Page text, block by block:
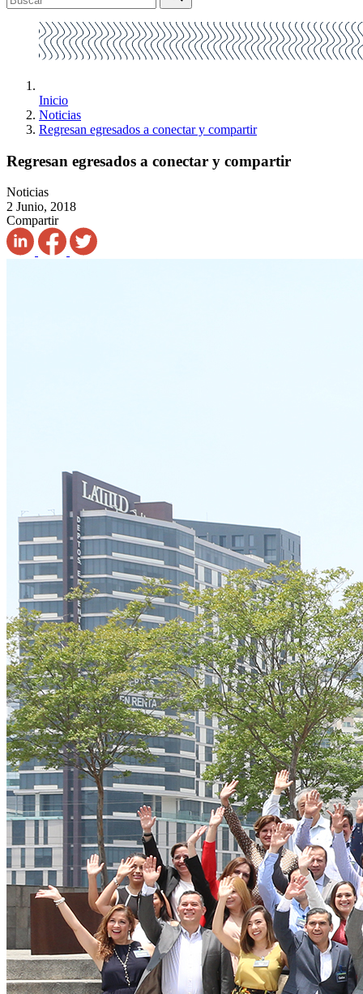
Inicio
Noticias
Regresan egresados a conectar y compartir
Regresan egresados a conectar y compartir
Noticias
2 Junio, 2018
Compartir